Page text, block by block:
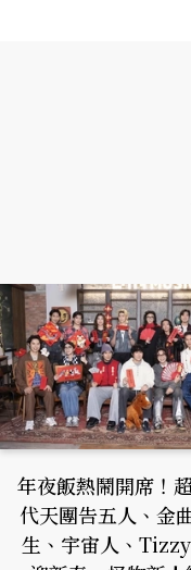
年夜飯熱鬧開席！
代天團告五人、金
生、宇宙人、